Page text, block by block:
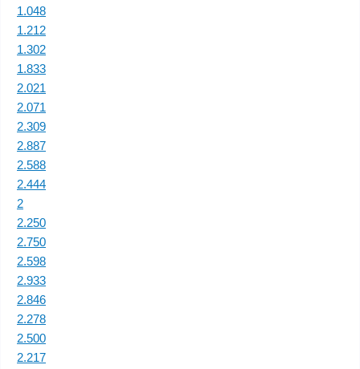
1.048
1.212
1.302
1.833
2.021
2.071
2.309
2.887
2.588
2.444
2
2.250
2.750
2.598
2.933
2.846
2.278
2.500
2.217